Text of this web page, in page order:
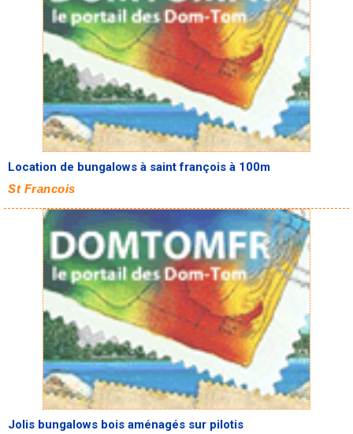
Location de bungalows à saint françois à 100m
St Francois
Jolis bungalows bois aménagés sur pilotis